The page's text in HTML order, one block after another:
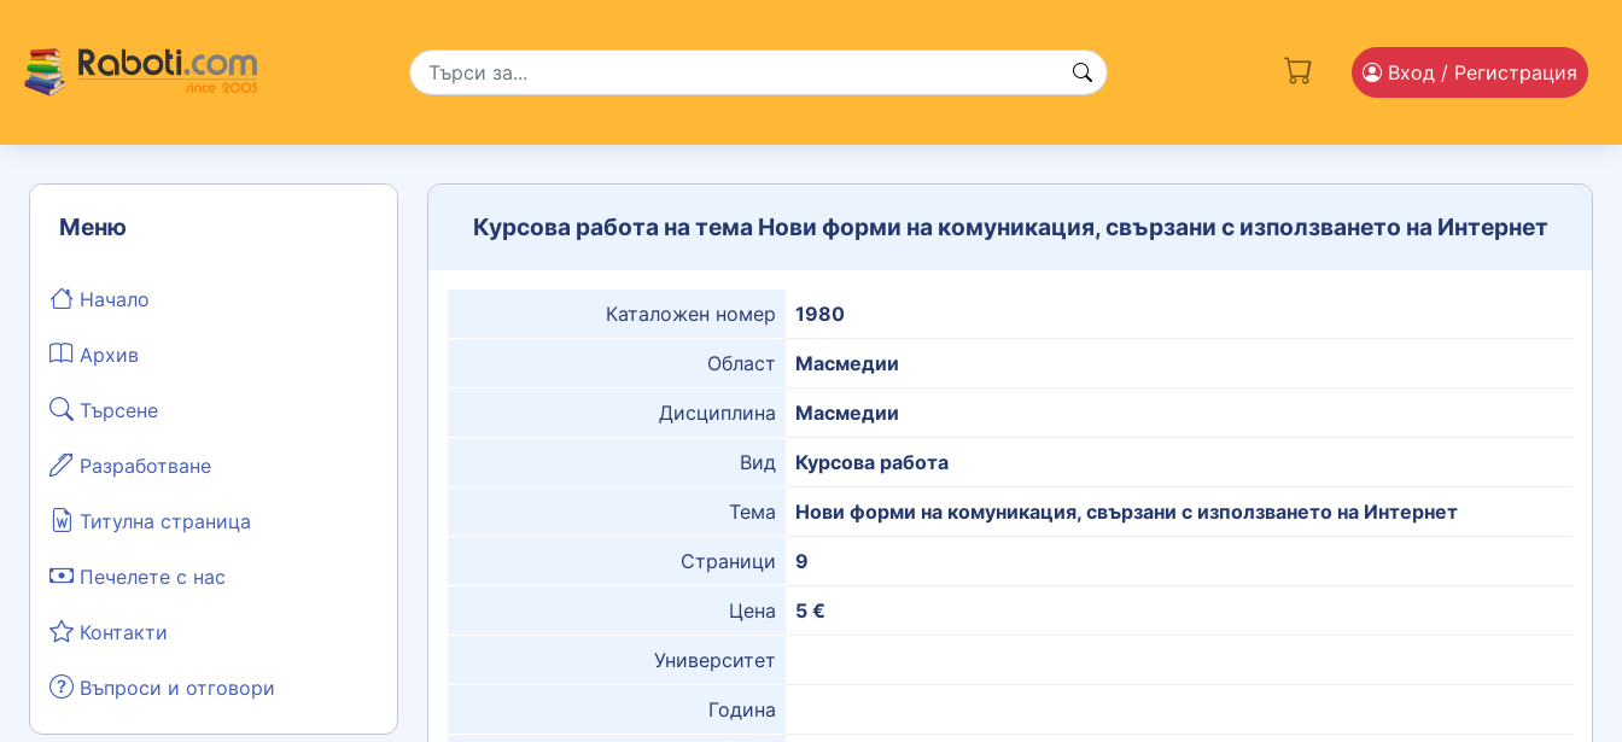
Вход / Регистрация
Меню
Начало
Архив
Търсене
Разработване
Титулна страница
Печелете с нас
Контакти
Въпроси и отговори
Курсова работа на тема Нови форми на комуникация, свързани с използването на Интернет
Каталожен номер 1980
Област Масмедии
Дисциплина Масмедии
Вид Курсова работа
Тема Нови форми на комуникация, свързани с използването на Интернет
Страници 9
Цена 5 €
Университет
Година